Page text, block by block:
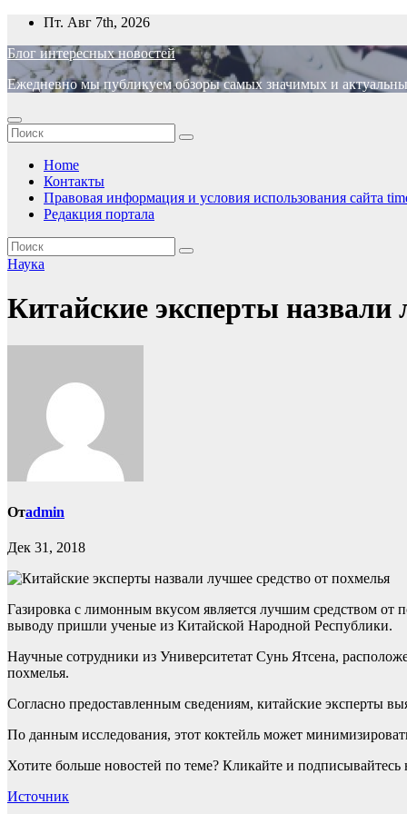
Перейти
содержимому
Пт. Авг 7th, 2026
Блог интересных новостей
Ежедневно мы публикуем обзоры самых значимых и
Home
Контакты
Правовая информация и условия использования сайта
Редакция портала
Наука
Китайские эксперты назвали
Отadmin
Дек 31, 2018
Газировка с лимонным вкусом является лучшим средством от
выводу пришли ученые из Китайской Народной Республики.
Научные сотрудники из Университетат Сунь Ятсена,
похмелья.
Согласно предоставленным сведениям, китайские эксперты
По данным исследования, этот коктейль может
Хотите больше новостей по теме? Кликайте и
Источник